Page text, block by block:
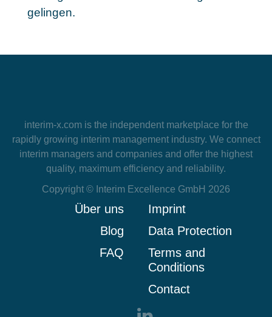
gelingen.
interim-x.comis the independent marketplace for the
rapidly growing interim management industry. We connect
interim managers and companies and offer the highest
quality, maximum efficiency and reliability.
Copyright © Interim Excellence GmbH 2026
Über uns
Blog
FAQ
Imprint
Data Protection
Terms and
Conditions
Contact